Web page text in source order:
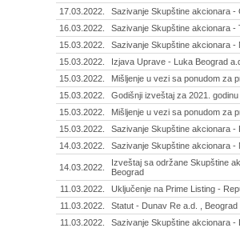
17.03.2022.
Sazivanje Skupštine akcionara -
16.03.2022.
Sazivanje Skupštine akcionara
15.03.2022.
Sazivanje Skupštine akcionara -
15.03.2022.
Izjava Uprave - Luka Beograd
15.03.2022.
Mišljenje u vezi sa ponudom za
15.03.2022.
Godišnji izveštaj za 2021.
15.03.2022.
Mišljenje u vezi sa ponudom za
15.03.2022.
Sazivanje Skupštine akcionara
14.03.2022.
Sazivanje Skupštine akcionara -
14.03.2022.
Izveštaj sa održane Skupštine
Beograd
11.03.2022.
Uključenje na Prime Listing -
11.03.2022.
Statut - Dunav Re a.d. , Beograd
11.03.2022.
Sazivanje Skupštine akcionara -